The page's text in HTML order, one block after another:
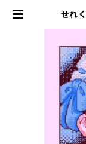
せれ